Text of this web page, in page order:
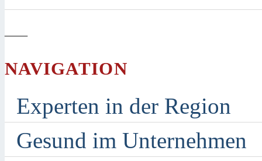
—
NAVIGATION
Experten in der Region
Gesund im Unternehmen